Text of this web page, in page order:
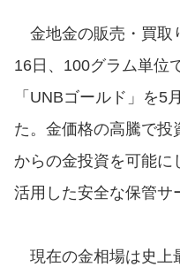
金地金の販売・買取
16日、100グラム単位
「UNBゴールド」を5
た。金価格の高騰で
からの金投資を可能に
活用した安全な保管サ
現在の金相場は史上